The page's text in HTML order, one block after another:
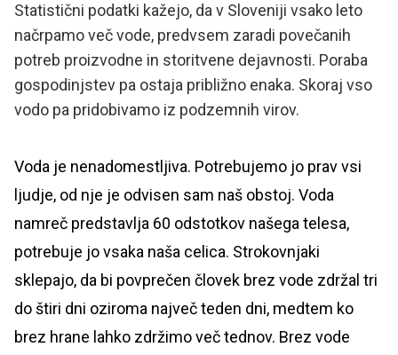
Statistični podatki kažejo, da v Sloveniji vsako leto
načrpamo več vode, predvsem zaradi povečanih
potreb proizvodne in storitvene dejavnosti. Poraba
gospodinjstev pa ostaja približno enaka. Skoraj vso
vodo pa pridobivamo iz podzemnih virov.
Voda je nenadomestljiva. Potrebujemo jo prav vsi
ljudje, od nje je odvisen sam naš obstoj. Voda
namreč predstavlja 60 odstotkov našega telesa,
potrebuje jo vsaka naša celica. Strokovnjaki
sklepajo, da bi povprečen človek brez vode zdržal tri
do štiri dni oziroma največ teden dni, medtem ko
brez hrane lahko zdržimo več tednov. Brez vode